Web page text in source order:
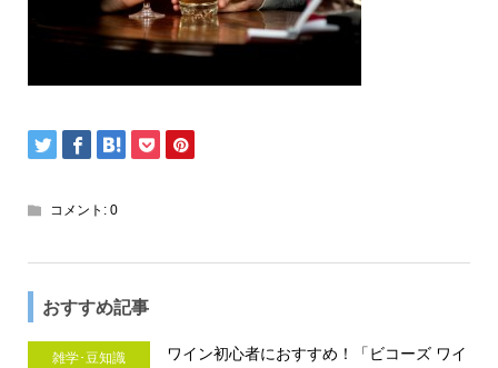
コメント: 0
おすすめ記事
雑学･豆知識
ワイン初心者におすすめ！「ビコーズ ワイ